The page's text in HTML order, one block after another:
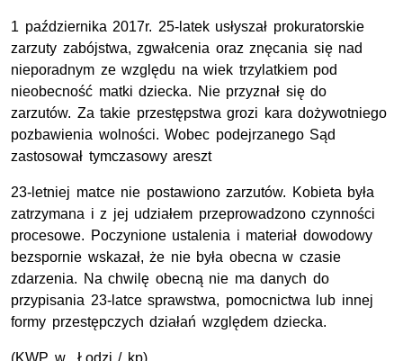
1 października 2017r. 25-latek usłyszał prokuratorskie
zarzuty zabójstwa, zgwałcenia oraz znęcania się nad
nieporadnym ze względu na wiek trzylatkiem pod
nieobecność matki dziecka. Nie przyznał się do
zarzutów. Za takie przestępstwa grozi kara dożywotniego
pozbawienia wolności. Wobec podejrzanego Sąd
zastosował tymczasowy areszt
23-letniej matce nie postawiono zarzutów. Kobieta była
zatrzymana i z jej udziałem przeprowadzono czynności
procesowe. Poczynione ustalenia i materiał dowodowy
bezspornie wskazał, że nie była obecna w czasie
zdarzenia. Na chwilę obecną nie ma danych do
przypisania 23-latce sprawstwa, pomocnictwa lub innej
formy przestępczych działań względem dziecka.